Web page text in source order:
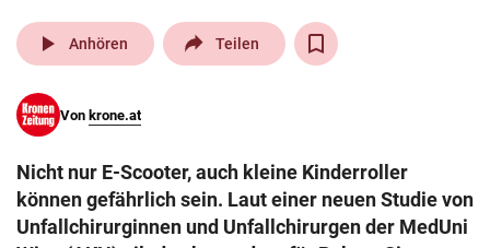
pin_drop
Wien arrow_right
search
eingeben
play_arrow Anhören Teilen
Von krone.at
Nicht nur E-Scooter, auch kleine Kinderroller
können gefährlich sein. Laut einer neuen Studie von
Unfallchirurginnen und Unfallchirurgen der MedUni